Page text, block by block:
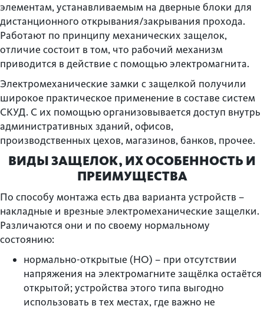
элементам, устанавливаемым на дверные блоки для
дистанционного открывания/закрывания прохода.
Работают по принципу механических защелок,
отличие состоит в том, что рабочий механизм
приводится в действие с помощью электромагнита.
Электромеханические замки с защелкой получили
широкое практическое применение в составе систем
СКУД. С их помощью организовывается доступ внутрь
административных зданий, офисов,
производственных цехов, магазинов, банков, прочее.
ВИДЫ ЗАЩЕЛОК, ИХ ОСОБЕННОСТЬ И
ПРЕИМУЩЕСТВА
По способу монтажа есть два варианта устройств –
накладные и врезные электромеханические защелки.
Различаются они и по своему нормальному
состоянию:
нормально-открытые (НО) – при отсутствии
напряжения на электромагните защёлка остаётся
открытой; устройства этого типа выгодно
использовать в тех местах, где важно не